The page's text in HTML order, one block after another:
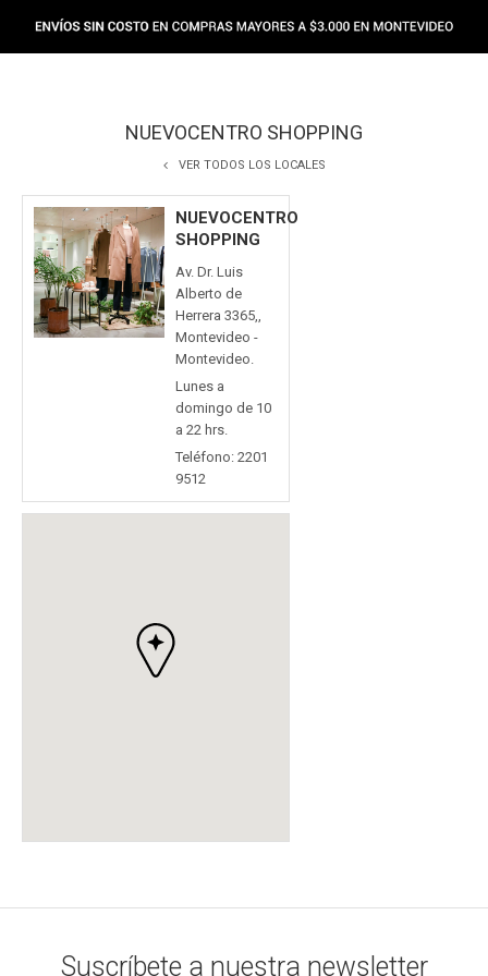
NUEVOCENTRO SHOPPING
VER TODOS LOS LOCALES
NUEVOCENTRO
SHOPPING
Av. Dr. Luis
Alberto de
Herrera 3365,,
Montevideo -
Montevideo.
Lunes a
domingo de 10
a 22 hrs.
Teléfono: 2201
9512
Suscríbete a nuestra newsletter